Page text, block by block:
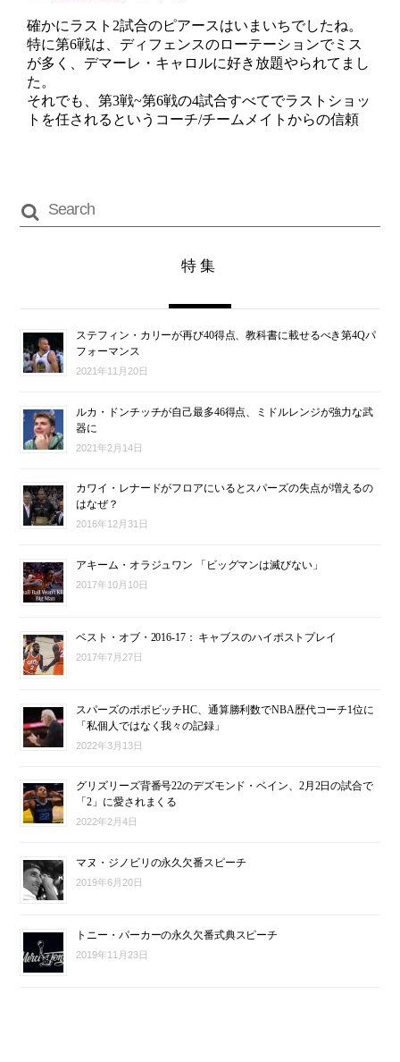
特集
ステフィン・カリーが再び40得点、教科書に載せるべき第4Qパ
フォーマンス
2021年11月20日
ルカ・ドンチッチが自己最多46得点、ミドルレンジが強力な武
器に
2021年2月14日
カワイ・レナードがフロアにいるとスパーズの失点が増えるの
はなぜ？
2016年12月31日
アキーム・オラジュワン 「ビッグマンは滅びない」
2017年10月10日
ベスト・オブ・2016-17： キャブスのハイポストプレイ
2017年7月27日
スパーズのポポビッチHC、通算勝利数でNBA歴代コーチ1位に
「私個人ではなく我々の記録」
2022年3月13日
グリズリーズ背番号22のデズモンド・ベイン、2月2日の試合で
「2」に愛されまくる
2022年2月4日
マヌ・ジノビリの永久欠番スピーチ
2019年6月20日
トニー・パーカーの永久欠番式典スピーチ
2019年11月23日